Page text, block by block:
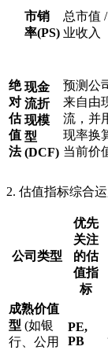
市销
率(PS)
总市值
业收入
绝
对
估
值
法
现金
流折
现模
型
(DCF)
预测公
来自由
流，并
现率换
当前价
2. 估值指标综合
公司类型
优先
关注
的估
值指
标
成熟价值
型 ​ (如银
行、公用
PE,
PB